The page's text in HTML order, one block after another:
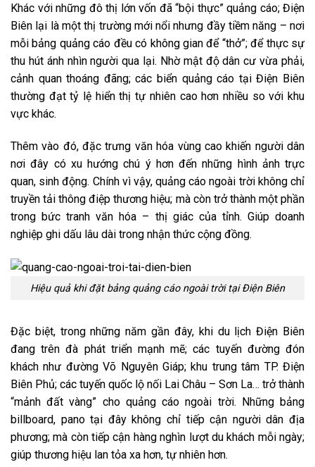
Khác với những đô thị lớn vốn đã “bội thực” quảng cáo; Điện
Biên lại là một thị trường mới nổi nhưng đầy tiềm năng – nơi
mỗi bảng quảng cáo đều có không gian để “thở”; để thực sự
thu hút ánh nhìn người qua lại. Nhờ mật độ dân cư vừa phải,
cảnh quan thoáng đãng; các biển quảng cáo tại Điện Biên
thường đạt tỷ lệ hiển thị tự nhiên cao hơn nhiều so với khu
vực khác.
Thêm vào đó, đặc trưng văn hóa vùng cao khiến người dân
nơi đây có xu hướng chú ý hơn đến những hình ảnh trực
quan, sinh động. Chính vì vậy, quảng cáo ngoài trời không chỉ
truyền tải thông điệp thương hiệu; mà còn trở thành một phần
trong bức tranh văn hóa – thị giác của tỉnh. Giúp doanh
nghiệp ghi dấu lâu dài trong nhận thức cộng đồng.
Hiệu quả khi đặt bảng quảng cáo ngoài trời tại Điện Biên
Đặc biệt, trong những năm gần đây, khi du lịch Điện Biên
đang trên đà phát triển mạnh mẽ; các tuyến đường đón
khách như đường Võ Nguyên Giáp; khu trung tâm TP. Điện
Biên Phủ; các tuyến quốc lộ nối Lai Châu – Sơn La… trở thành
“mảnh đất vàng” cho quảng cáo ngoài trời. Những bảng
billboard, pano tại đây không chỉ tiếp cận người dân địa
phương; mà còn tiếp cận hàng nghìn lượt du khách mỗi ngày;
giúp thương hiệu lan tỏa xa hơn, tự nhiên hơn.